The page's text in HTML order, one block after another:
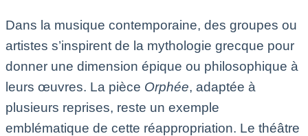
Dans la musique contemporaine, des groupes ou
artistes s’inspirent de la mythologie grecque pour
donner une dimension épique ou philosophique à
leurs œuvres. La pièce Orphée, adaptée à
plusieurs reprises, reste un exemple
emblématique de cette réappropriation. Le théâtre